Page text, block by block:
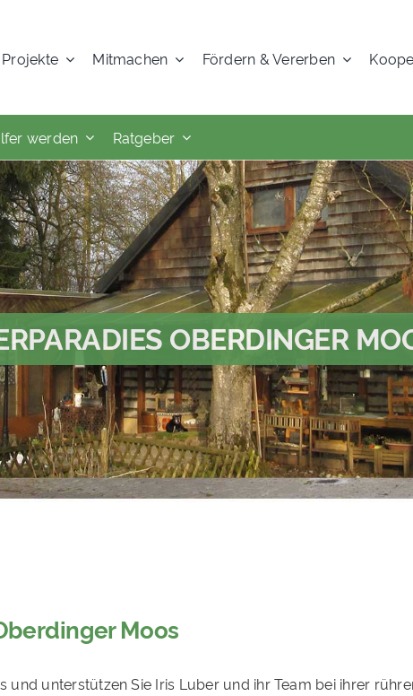
Projekte Mitmachen Fördern & Vererben
werden Ratgeber
OBERDINGER
Moos
unterstützen Sie Iris Luber und ihr Team bei ihrer